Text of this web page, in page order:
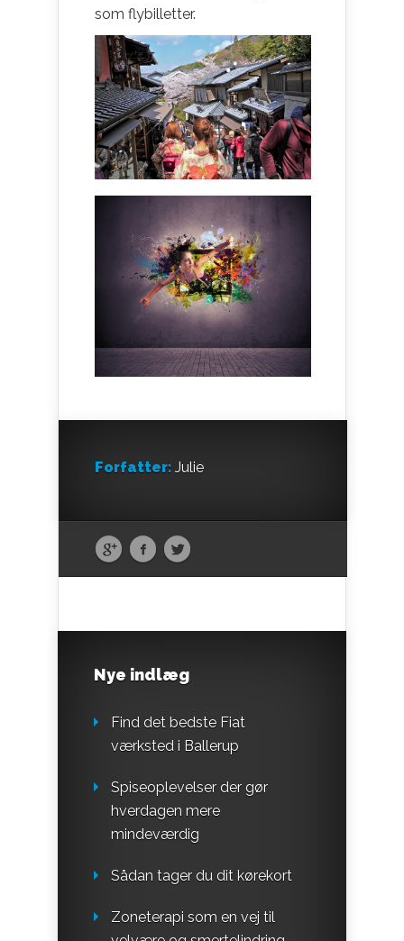
som flybilletter.
Forfatter: Julie
Nye indlæg
Find det bedste Fiat
værksted i Ballerup
Spiseoplevelser der gør
hverdagen mere
mindeværdig
Sådan tager du dit kørekort
Zoneterapi som en vej til